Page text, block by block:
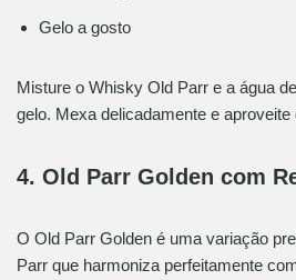
Gelo a gosto
Misture o Whisky Old Parr e a água
gelo. Mexa delicadamente e
4. Old Parr Golden com
O Old Parr Golden é uma variação
Parr que harmoniza perfeitamente